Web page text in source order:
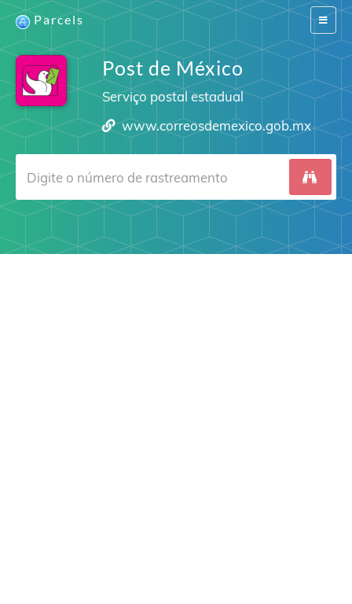
Switch
Parcels
Post de México
Serviço postal estadual
www.correosdemexico.gob.mx